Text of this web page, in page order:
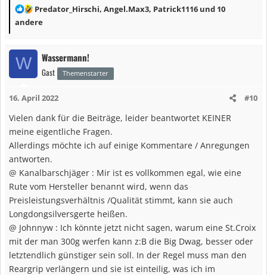
:
R
e
k
n
Predator_Hirschi, Angel.Max3, Patrick1116 und 10
andere
W Wassermann!
Gast Themenstarter
16. April 2022 #10
Vielen dank für die Beiträge, leider beantwortet KEINER
meine eigentliche Fragen.
Allerdings möchte ich auf einige Kommentare / Anregungen
antworten.
@ Kanalbarschjäger : Mir ist es vollkommen egal, wie eine
Rute vom Hersteller benannt wird, wenn das
Preisleistungsverhältnis /Qualität stimmt, kann sie auch
Longdongsilversgerte heißen.
@ Johnnyw : Ich könnte jetzt nicht sagen, warum eine St.Croix
mit der man 300g werfen kann z:B die Big Dwag, besser oder
letztendlich günstiger sein soll. In der Regel muss man den
Reargrip verlängern und sie ist einteilig, was ich im